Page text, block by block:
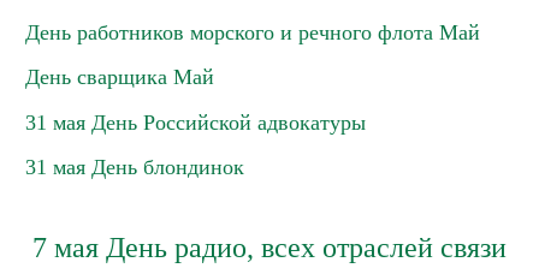
День работников морского и речного флота Май
День сварщика Май
31 мая День Российской адвокатуры
31 мая День блондинок
7 мая День радио, всех отраслей связи